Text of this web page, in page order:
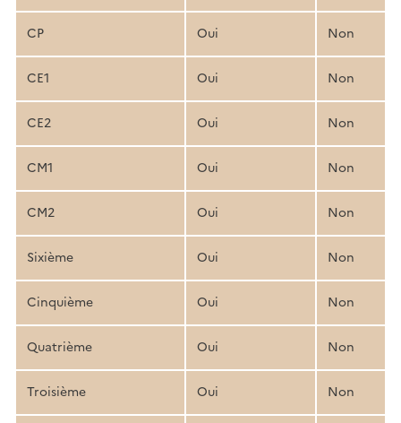
CP Oui Non
CE1 Oui Non
CE2 Oui Non
CM1 Oui Non
CM2 Oui Non
Sixième Oui Non
Cinquième Oui Non
Quatrième Oui Non
Troisième Oui Non